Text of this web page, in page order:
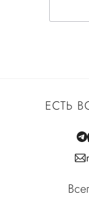
ЕСТЬ